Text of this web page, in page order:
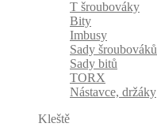
T šroubováky
Bity
Imbusy
Sady šroubováků
Sady bitů
TORX
Nástavce, držáky
Kleště